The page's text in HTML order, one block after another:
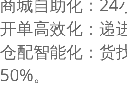
商城自助化：24
开单高效化：递
仓配智能化：货
50%。